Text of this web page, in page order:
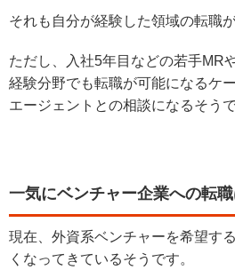
それも自分が経験した領域の転職
ただし、入社5年目などの若手MR
経験分野でも転職が可能になるケ
エージェントとの相談になるそうで
一気にベンチャー企業への転
現在、外資系ベンチャーを希望す
くなってきているそうです。